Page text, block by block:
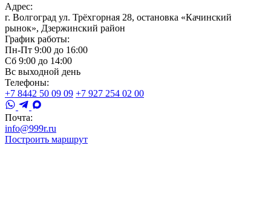
Адрес:
г. Волгоград ул. Трёхгорная 28, остановка «Качинский
рынок», Дзержинский район
График работы:
Пн-Пт 9:00 до 16:00
Сб 9:00 до 14:00
Вс выходной день
Телефоны:
+7 8442 50 09 09 +7 927 254 02 00
Почта:
info@999r.ru
Построить маршрут